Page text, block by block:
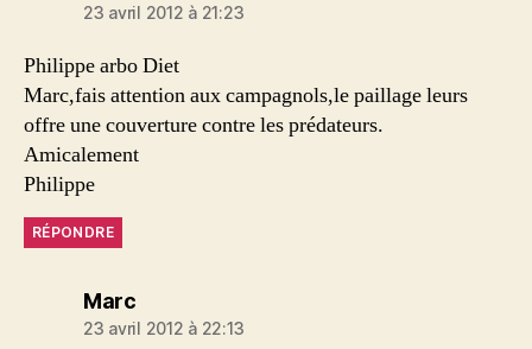
23 avril 2012 à 21:23
Philippe arbo Diet
Marc,fais attention aux campagnols,le paillage leurs
offre une couverture contre les prédateurs.
Amicalement
Philippe
RÉPONDRE
Marcdit :
23 avril 2012 à 22:13